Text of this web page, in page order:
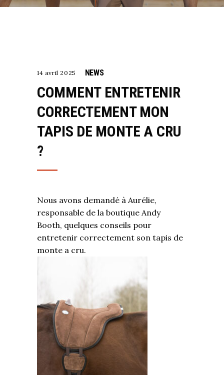
14 avril 2025 NEWS
COMMENT ENTRETENIR
CORRECTEMENT MON
TAPIS DE MONTE A CRU
?
Nous avons demandé à Aurélie,
responsable de la boutique Andy
Booth, quelques conseils pour
entretenir correctement son tapis de
monte a cru.